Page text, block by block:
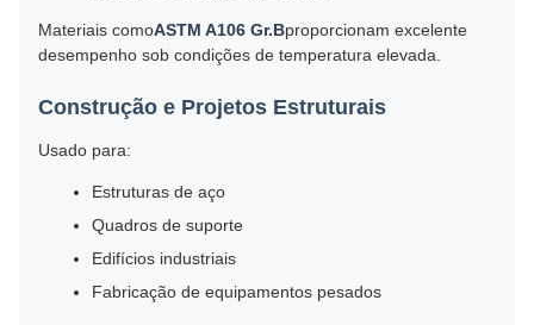
Materiais comoASTM A106 Gr.Bproporcionam excelente
desempenho sob condições de temperatura elevada.
Construção e Projetos Estruturais
Usado para:
Estruturas de aço
Quadros de suporte
Edifícios industriais
Fabricação de equipamentos pesados